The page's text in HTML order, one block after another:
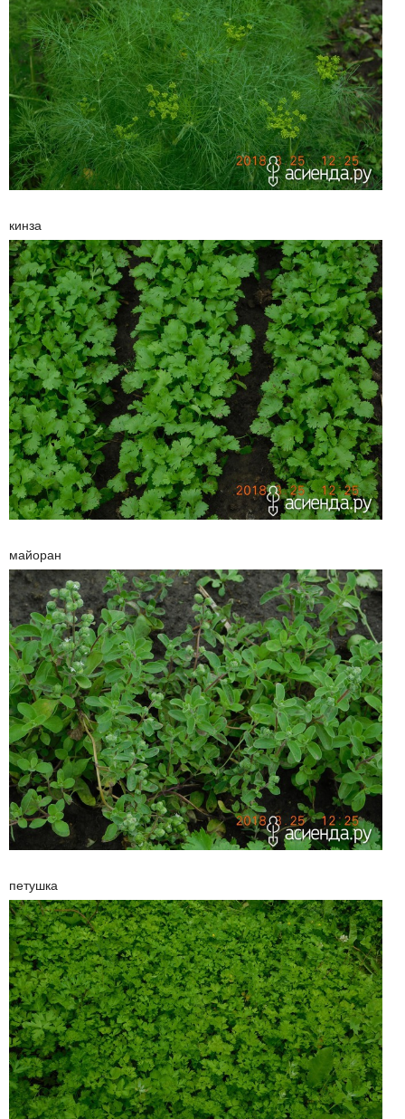
кинза
майоран
петушка